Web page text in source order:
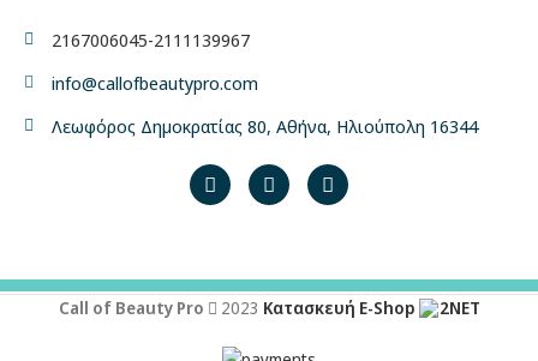
2167006045-2111139967
info@callofbeautypro.com
Λεωφόρος Δημοκρατίας 80, Αθήνα, Ηλιούπολη 16344
Call of Beauty Pro 2023 Κατασκευή E-Shop 2NET